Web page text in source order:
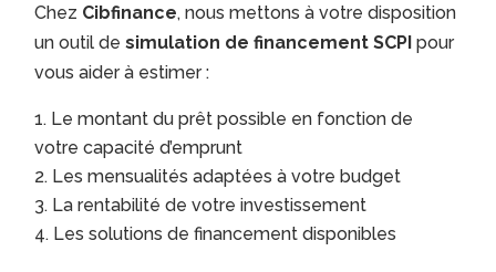
Chez Cibfinance, nous mettons à votre disposition
un outil desimulation de financement SCPI pour
vous aider à estimer :
Le montant du prêt possible en fonction de
votre capacité d’emprunt
Les mensualités adaptées à votre budget
La rentabilité de votre investissement
Les solutions de financement disponibles